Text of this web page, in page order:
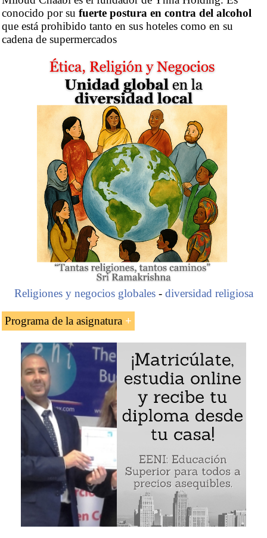
conocido por su fuerte postura en contra del alcohol
que está prohibido tanto en sus hoteles como en su
cadena de supermercados
Religiones y negocios globales- diversidad religiosa
Programa de la asignatura
El empresario marroquí musulmán Miloud Chaabi
Grupo empresarial Ynna Holding (hoteles,
supermercados). La prohibición del alcohol en sus
hoteles
Fundación Miloud Chaabi
Miloud Chaabi (Marruecos)